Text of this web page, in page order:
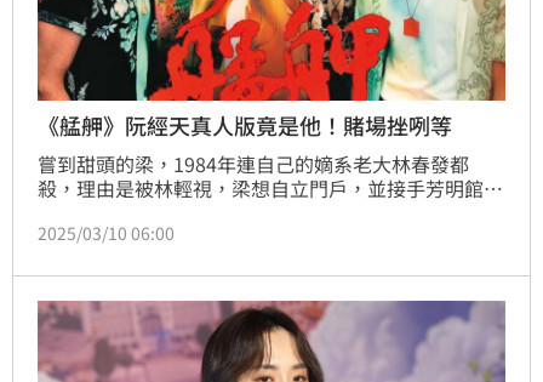
《艋舺》阮經天真人版竟是他！賭場挫咧等
嘗到甜頭的梁，1984年連自己的嫡系老大林春發都
殺，理由是被林輕視，梁想自立門戶，並接手芳明館的
2025/03/10 06:00